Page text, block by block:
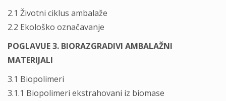
2.1 Životni ciklus ambalaže
2.2 Ekološko označavanje
POGLAVUE 3. BIORAZGRADIVI AMBALAŽNI
MATERIJALI
3.1 Biopolimeri
3.1.1 Biopolimeri ekstrahovani iz biomase